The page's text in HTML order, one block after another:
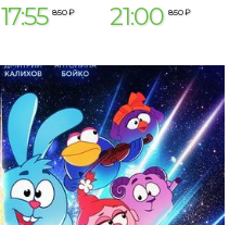
17:55 850 ₽ 21:00 850 ₽